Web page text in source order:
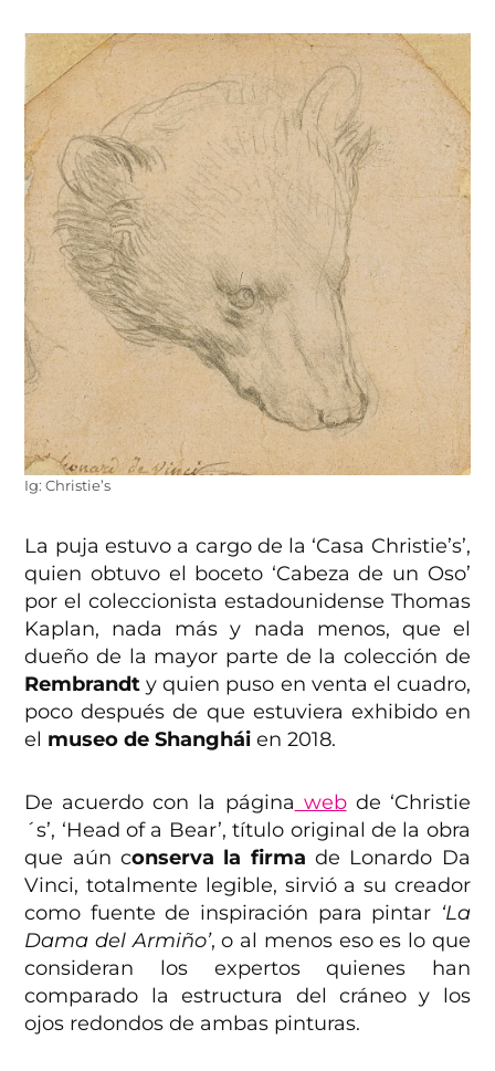
Ig: Christie’s
La puja estuvo a cargo de la ‘Casa Christie’s’,
quien obtuvo el boceto ‘Cabeza de un Oso’
por el coleccionista estadounidense Thomas
Kaplan, nada más y nada menos, que el
dueño de la mayor parte de la colección de
Rembrandt y quien puso en venta el cuadro,
poco después de que estuviera exhibido en
el museo de Shanghái en 2018.
De acuerdo con la página webde ‘Christie
´s’, ‘Head of a Bear’, título original de la obra
que aún conserva la firma de Lonardo Da
Vinci, totalmente legible, sirvió a su creador
como fuente de inspiración para pintar ‘La
Dama del Armiño’, o al menos eso es lo que
consideran los expertos quienes han
comparado la estructura del cráneo y los
ojos redondos de ambas pinturas.